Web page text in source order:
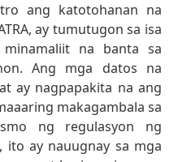
ang katotohanan na
ay tumutugon sa isa
na banta sa
Ang mga datos na
ay nagpapakita na ang
makagambala sa
ng regulasyon ng
ito ay nauugnay sa mga